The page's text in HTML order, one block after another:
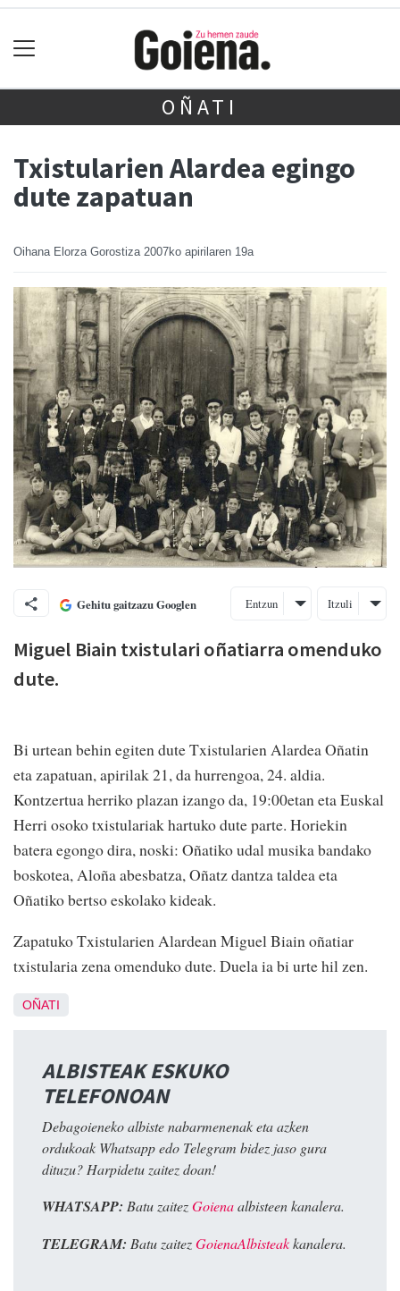
OÑATI
Txistularien Alardea egingo
dute zapatuan
Oihana Elorza Gorostiza 2007ko apirilaren 19a
Gehitu gaitzazu Googlen Entzun Itzuli
Miguel Biain txistulari oñatiarra omenduko
dute.
Bi urtean behin egiten dute Txistularien Alardea Oñatin
eta zapatuan, apirilak 21, da hurrengoa, 24. aldia.
Kontzertua herriko plazan izango da, 19:00etan eta Euskal
Herri osoko txistulariak hartuko dute parte. Horiekin
batera egongo dira, noski: Oñatiko udal musika bandako
boskotea, Aloña abesbatza, Oñatz dantza taldea eta
Oñatiko bertso eskolako kideak.
Zapatuko Txistularien Alardean Miguel Biain oñatiar
txistularia zena omenduko dute. Duela ia bi urte hil zen.
OÑATI
ALBISTEAK ESKUKO
TELEFONOAN
Debagoieneko albiste nabarmenenak eta azken
ordukoak Whatsapp edo Telegram bidez jaso gura
dituzu? Harpidetu zaitez doan!
WHATSAPP: Batu zaitezGoienaalbisteen kanalera.
TELEGRAM: Batu zaitezGoienaAlbisteakkanalera.